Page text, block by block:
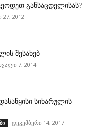
განსაცდელისას?
27, 2012
შესახებ
7, 2014
სიხარულის
დეკემბერი 14, 2017